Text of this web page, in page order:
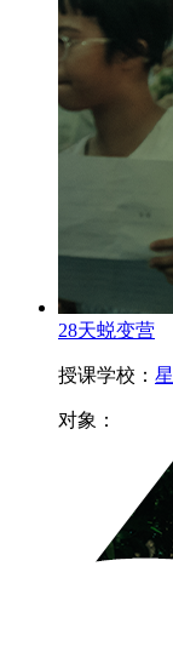
28天蜕变营
授课学校：
对象：